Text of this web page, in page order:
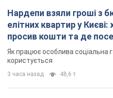
Нардепи взяли гроші з
елітних квартир у
просив кошти та де
Як працює особлива соціальна
користується
3 часа назад 48,6 т.